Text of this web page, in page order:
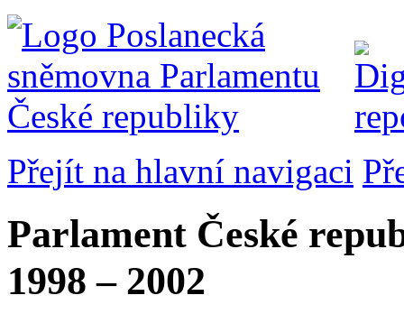
Přejít na hlavní navigaci
Parlament České
1998 – 2002